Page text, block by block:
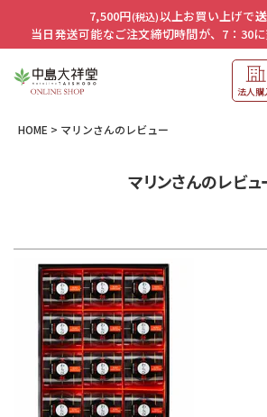
7,500円(税込)以上お買い上げで
当日発送可能なご注文締切時間が、7：30に
法人購
HOME マリンさんのレビュー
マリンさんのレビュ